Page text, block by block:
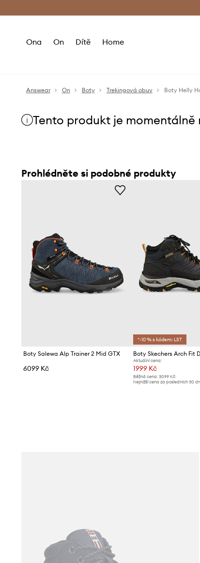
Ona On Dítě Home
Answear On Boty Trekingová obuv Boty Helly
Tento produkt je momentálně
Prohlédněte si podobné produkty
Boty Salewa Alp Trainer 2 Mid GTX
6099 Kč
*-10 % s kódem: LST
Aktuální cena:
1999 Kč
Běžná cena:3099 Kč
Nejnižší cena za posledních 30